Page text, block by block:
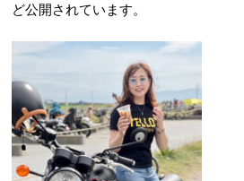
ど公開されています。